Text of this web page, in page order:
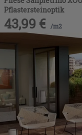
Pflastersteinoptik
43,99 € /m2